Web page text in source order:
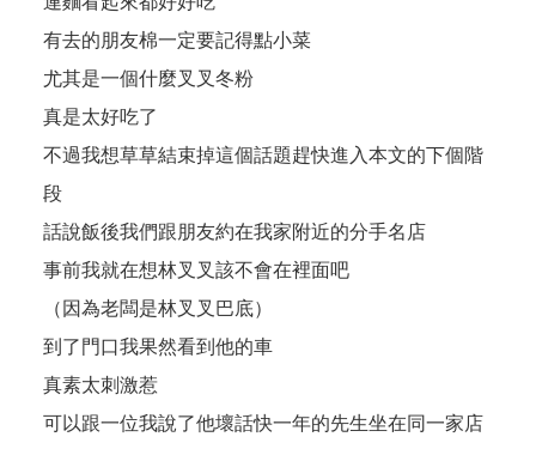
有去的朋友棉一定要記得點小菜
尤其是一個什麼叉叉冬粉
真是太好吃了
不過我想草草結束掉這個話題趕快進入本文的下個階
段
話說飯後我們跟朋友約在我家附近的分手名店
事前我就在想林叉叉該不會在裡面吧
（因為老闆是林叉叉巴底）
到了門口我果然看到他的車
真素太刺激惹
可以跟一位我說了他壞話快一年的先生坐在同一家店